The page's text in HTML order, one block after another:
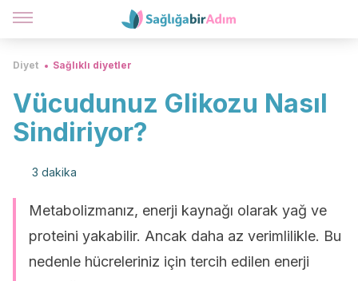
Diyet Sağlıklı diyetler
Vücudunuz Glikozu Nasıl
Sindiriyor?
3 dakika
Metabolizmanız, enerji kaynağı olarak yağ ve
proteini yakabilir. Ancak daha az verimlilikle. Bu
nedenle hücreleriniz için tercih edilen enerji